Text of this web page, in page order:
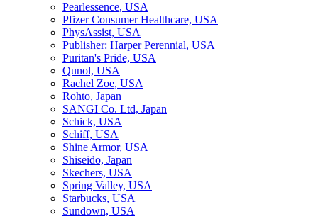
Pearlessence, USA
Pfizer Consumer Healthcare, USA
PhysAssist, USA
Publisher: Harper Perennial, USA
Puritan's Pride, USA
Qunol, USA
Rachel Zoe, USA
Rohto, Japan
SANGI Co. Ltd, Japan
Schick, USA
Schiff, USA
Shine Armor, USA
Shiseido, Japan
Skechers, USA
Spring Valley, USA
Starbucks, USA
Sundown, USA